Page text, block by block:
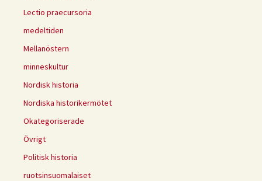
Lectio praecursoria
medeltiden
Mellanöstern
minneskultur
Nordisk historia
Nordiska historikermötet
Okategoriserade
Övrigt
Politisk historia
ruotsinsuomalaiset